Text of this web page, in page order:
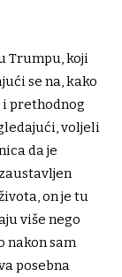
Trumpu, koji
se na, kako
i prethodnog
voljeli
da je
on je tu
više nego
nakon sam
posebna